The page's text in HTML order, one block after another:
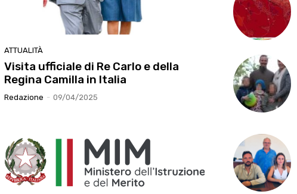
ATTUALITÀ
Visita ufficiale di Re Carlo e della
Regina Camilla in Italia
Redazione - 09/04/2025